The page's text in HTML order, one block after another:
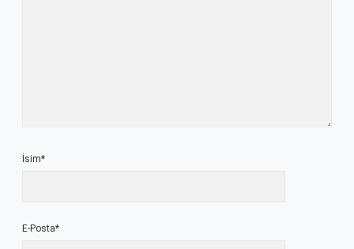
İsim*
E-Posta*